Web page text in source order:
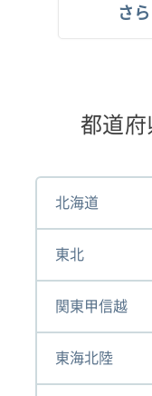
さ
都道府
北海道
東北
関東甲信越
東海北陸